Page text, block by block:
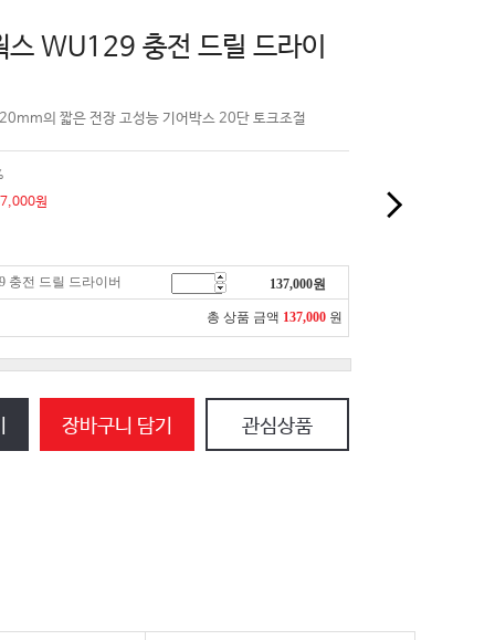
WU129 충전 드릴 드라이
의 짧은 전장 고성능 기어박스 20단 토크조절
원
충전 드릴 드라이버 137,000원
총 상품 금액 137,000 원
장바구니 담기 관심상품